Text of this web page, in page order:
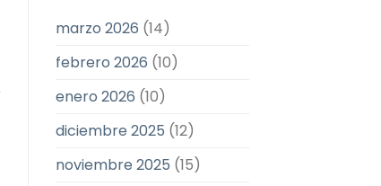
marzo 2026 (14)
febrero 2026 (10)
enero 2026 (10)
diciembre 2025 (12)
noviembre 2025 (15)